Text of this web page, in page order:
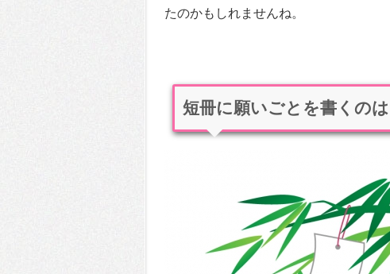
たのかもしれませんね。
短冊に願いごとを書くの